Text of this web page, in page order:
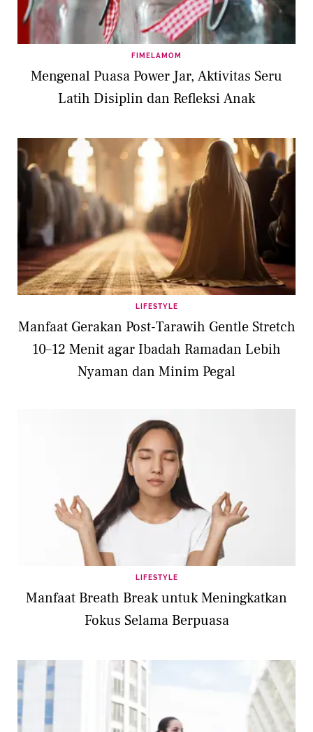
FIMELAMOM
Mengenal Puasa Power Jar, Aktivitas Seru
Latih Disiplin dan Refleksi Anak
LIFESTYLE
Manfaat Gerakan Post-Tarawih Gentle Stretch
10–12 Menit agar Ibadah Ramadan Lebih
Nyaman dan Minim Pegal
LIFESTYLE
Manfaat Breath Break untuk Meningkatkan
Fokus Selama Berpuasa